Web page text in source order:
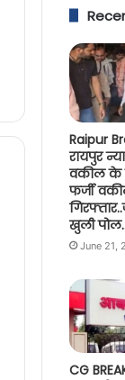
Raipur
रायपुर
वकील के
फर्जी
खुली
June 21,
CG